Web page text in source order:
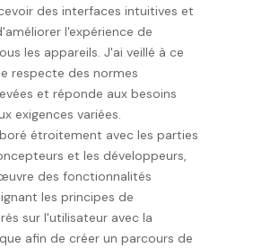
des interfaces intuitives et
l'expérience de
les appareils. J'ai veillé à ce
respecte des normes
et réponde aux besoins
exigences variées.
étroitement avec les parties
et les développeurs,
des fonctionnalités
les principes de
sur l'utilisateur avec la
afin de créer un parcours de